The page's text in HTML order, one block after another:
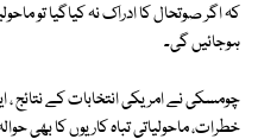
کہ اگر صوتحال کا ادراک نہ کیاگیا تو
ہوجائیں گی۔
چومسکی نے امریکی انتخابات کے
خطرات، ماحولیاتی تباہ کاریوں کا بھی